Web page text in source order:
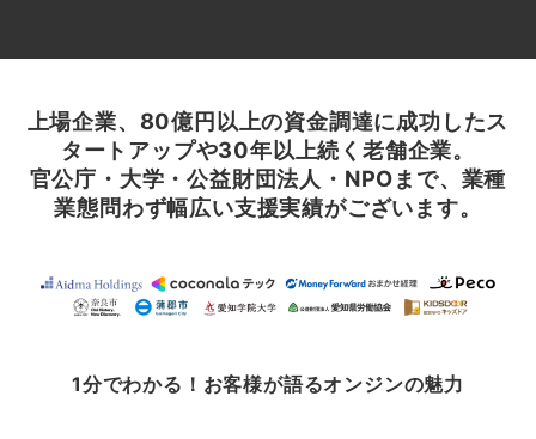
上場企業、80億円以上の資金調達に成功したス
タートアップや30年以上続く老舗企業。
官公庁・大学・公益財団法人・NPOまで、業種
業態問わず幅広い支援実績がございます。
1分でわかる！お客様が語るオンジンの魅力